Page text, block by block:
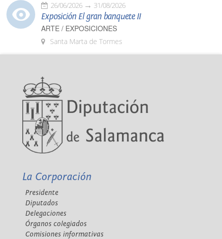
26/06/2026 31/08/2026
Exposición El gran banquete II
ARTE / EXPOSICIONES
Santa Marta de Tormes
La Corporación
Presidente
Diputados
Delegaciones
Órganos colegiados
Comisiones informativas